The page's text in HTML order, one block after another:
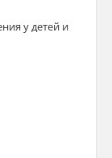
у детей и